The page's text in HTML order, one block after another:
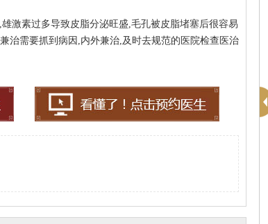
激素过多导致皮脂分泌旺盛,毛孔被皮脂堵塞后很容易
治需要抓到病因,内外兼治,及时去规范的医院检查医治
作近十年，始终
医生简介：东莞莞南皮肤病医院副主任，毕业